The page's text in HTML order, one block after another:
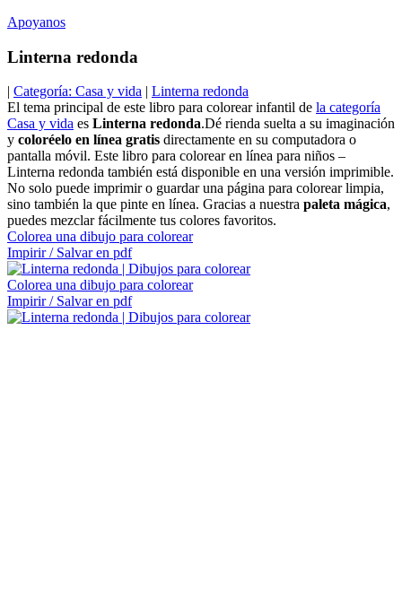
Apoyanos
Linterna redonda
| Categoría: Casa y vida | Linterna redonda
El tema principal de este libro para colorear infantil de la categoría
Casa y vida es Linterna redonda.Dé rienda suelta a su imaginación
y coloréelo en línea gratis directamente en su computadora o
pantalla móvil. Este libro para colorear en línea para niños –
Linterna redonda también está disponible en una versión imprimible.
No solo puede imprimir o guardar una página para colorear limpia,
sino también la que pinte en línea. Gracias a nuestra paleta mágica,
puedes mezclar fácilmente tus colores favoritos.
Colorea una dibujo para colorear
Impirir / Salvar en pdf
Colorea una dibujo para colorear
Impirir / Salvar en pdf